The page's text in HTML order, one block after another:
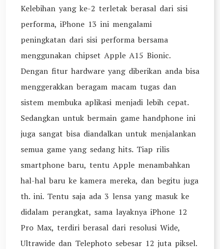
Kelebihan yang ke-2 terletak berasal dari sisi
performa, iPhone 13 ini mengalami
peningkatan dari sisi performa bersama
menggunakan chipset Apple A15 Bionic.
Dengan fitur hardware yang diberikan anda bisa
menggerakkan beragam macam tugas dan
sistem membuka aplikasi menjadi lebih cepat.
Sedangkan untuk bermain game handphone ini
juga sangat bisa diandalkan untuk menjalankan
semua game yang sedang hits. Tiap rilis
smartphone baru, tentu Apple menambahkan
hal-hal baru ke kamera mereka, dan begitu juga
th. ini. Tentu saja ada 3 lensa yang masuk ke
didalam perangkat, sama layaknya iPhone 12
Pro Max, terdiri berasal dari resolusi Wide,
Ultrawide dan Telephoto sebesar 12 juta piksel.